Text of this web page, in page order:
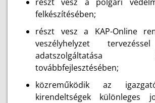
felkészítésében;
részt vesz a KAP-Online
veszélyhelyzet
adatszolgáltatása
továbbfejlesztésében;
közreműködik az
kirendeltségek különleges